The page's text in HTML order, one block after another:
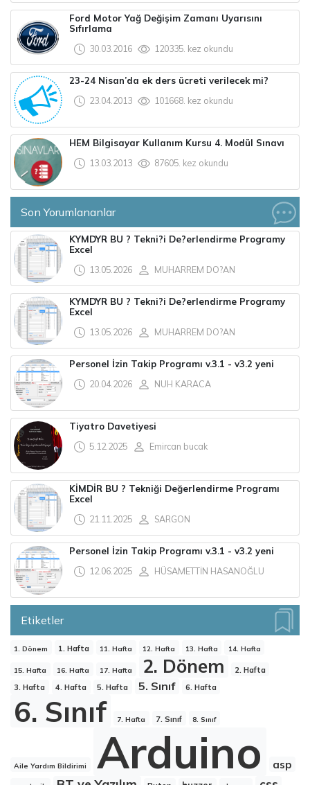
Ford Motor Yağ Değişim Zamanı Uyarısını
Sıfırlama
30.03.2016
120335. kez okundu
23-24 Nisan’da ek ders ücreti verilecek mi?
23.04.2013
101668. kez okundu
HEM Bilgisayar Kullanım Kursu 4. Modül Sınavı
13.03.2013
87605. kez okundu
Son Yorumlananlar
KYMDYR BU ? Tekni?i De?erlendirme Programy
Excel
13.05.2026
MUHARREM DO?AN
KYMDYR BU ? Tekni?i De?erlendirme Programy
Excel
13.05.2026
MUHARREM DO?AN
Personel İzin Takip Programı v.3.1 - v3.2 yeni
20.04.2026
NUH KARACA
Tiyatro Davetiyesi
5.12.2025
Emircan bucak
KİMDİR BU ? Tekniği Değerlendirme Programı
Excel
21.11.2025
SARGON
Personel İzin Takip Programı v.3.1 - v3.2 yeni
12.06.2025
HÜSAMETTİN HASANOĞLU
Etiketler
1. Dönem 1. Hafta 11. Hafta 12. Hafta 13. Hafta 14. Hafta
15. Hafta 16. Hafta 17. Hafta 2. Dönem
2. Hafta
3. Hafta
4. Hafta 5. Hafta 5. Sınıf 6. Hafta
6. Sınıf 7. Hafta 7. Sınıf 8. Sınıf
Aile Yardım Bildirimi Arduino asp